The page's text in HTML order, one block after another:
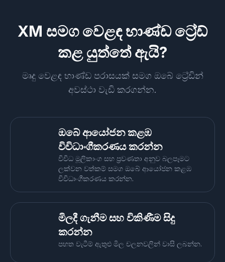
XM සමග වෙළඳ භාණ්ඩ ට්‍රේඩ්
කළ යුත්තේ ඇයි?
මෘදු වෙළඳ භාණ්ඩ පරාසයක් සමග ඔබේ ට්‍රේඩින්
අවස්ථා වැඩි කරගන්න.
ඔබේ ආයෝජන කළඹ
විවිධාංගීකරණය කරන්න
විවිධ මූලිකාංග සහ ප්‍රවණතා අනුව බලපෑමට
ලක්වන වත්කම් සමග ඔබේ ආයෝජන කළඹ
විවිධාංගීකරණය කරන්න.
මිලදී ගැනීම සහ විකිණීම සිදු
කරන්න
පහත වැටීම් ඇතුළු මිල චලනවලින් වාසි ලබන්න.